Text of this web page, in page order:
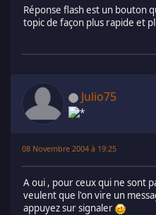
Réponse flash est un bouton
topic de façon plus rapide et
Julio75
08 Novembre 2004 à 19:25
A oui , pour ceux qui ne sont
veulent que l'on vire un
appuyez sur signaler